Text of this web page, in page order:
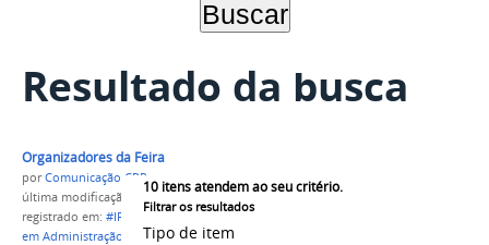
Resultado da busca
10 itens atendem ao seu critério.
Filtrar os resultados
Tipo de item
Organizadores da Feira
porComunicação CPR
última modificação
em 05/07/2023 13h15
registrado em: #IFAM , CAMPUS PARINTINS
em Administração
Técnico em Administração (EJA-